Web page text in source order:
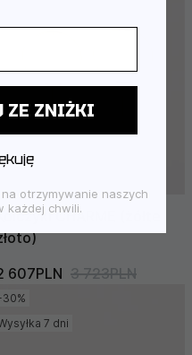
CHARME (żółte
607PLN 3 723PLN
30%
7 dni
ZE ZNIŻKI
otrzymywanie naszych
każdej chwili.